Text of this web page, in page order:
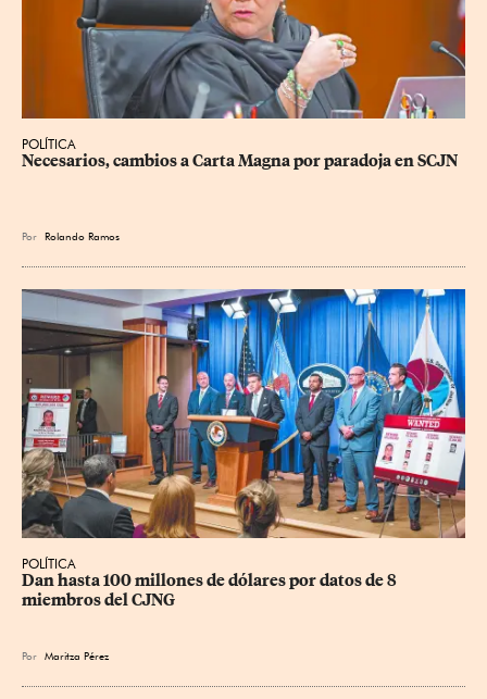
POLÍTICA
Necesarios, cambios a Carta Magna por paradoja en SCJN
Por Rolando Ramos
POLÍTICA
Dan hasta 100 millones de dólares por datos de 8
miembros del CJNG
Por Maritza Pérez